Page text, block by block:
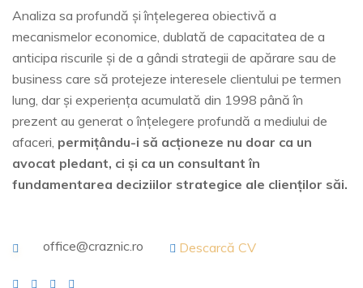
Analiza sa profundă și înțelegerea obiectivă a
mecanismelor economice, dublată de capacitatea de a
anticipa riscurile și de a gândi strategii de apărare sau de
business care să protejeze interesele clientului pe termen
lung, dar și experiența acumulată din 1998 până în
prezent au generat o înțelegere profundă a mediului de
afaceri, permițându-i să acționeze nu doar ca un
avocat pledant, ci și ca un consultant în
fundamentarea deciziilor strategice ale clienților săi.
office@craznic.ro Descarcă CV